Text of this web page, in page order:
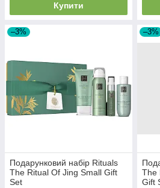
Купити
–3%
Подарунковий набір Rituals
The Ritual Of Jing Small Gift
Set
–3%
The
Gift